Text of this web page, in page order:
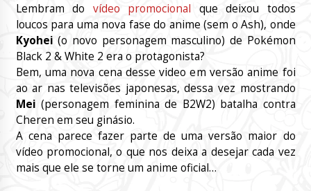
Lembram do vídeo promocional que deixou todos
loucos para uma nova fase do anime (sem o Ash), onde
Kyohei(o novo personagem masculino) de Pokémon
Black 2 & White 2 era o protagonista?
Bem, uma nova cena desse video em versão anime foi
ao ar nas televisões japonesas, dessa vez mostrando
Mei (personagem feminina de B2W2) batalha contra
Cheren em seu ginásio.
A cena parece fazer parte de uma versão maior do
vídeo promocional, o que nos deixa a desejar cada vez
mais que ele se torne um anime oficial…